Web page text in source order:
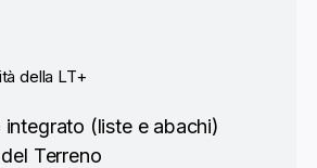
della LT+
(liste e abachi)
Terreno